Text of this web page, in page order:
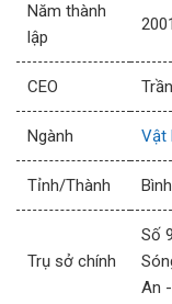
Năm thành
lập
2001
CEO
Ngành Vật
Tỉnh/Thành
Trụ sở chính
Số
An